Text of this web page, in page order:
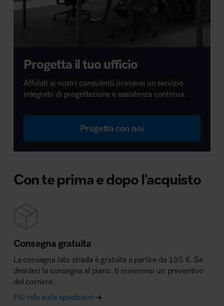
Progetta il tuo ufficio
Affidati ai nostri consulenti,riceverai un servizio
integrato di progettazione e assistenza continua.
Progetta con noi
Con te prima e dopo l'acquisto
Consegna gratuita
La consegna lato strada è gratuita a partire da 195 €. Se
desideri la consegna al piano, ti invieremo un preventivo
del corriere.
Più info sulle spedizioni